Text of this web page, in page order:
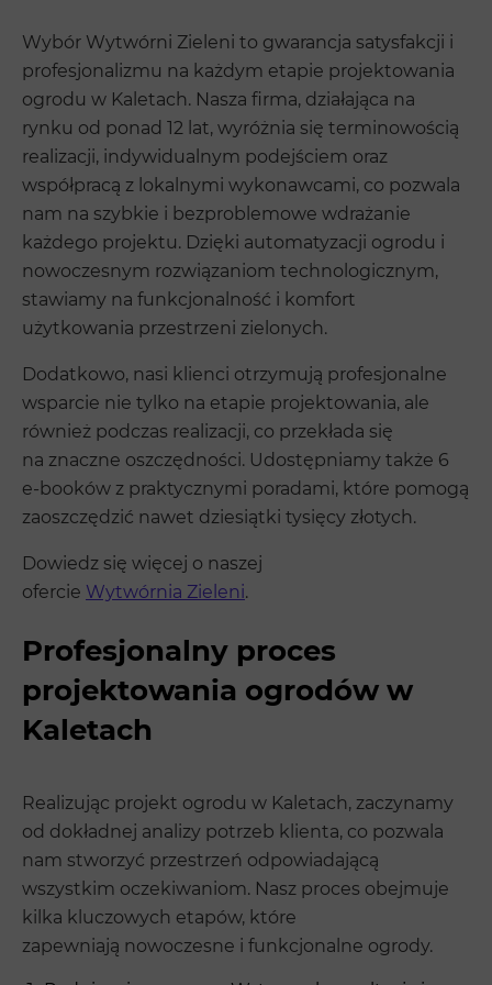
Wybór Wytwórni Zieleni to gwarancja satysfakcji i
profesjonalizmu na każdym etapie projektowania
ogrodu w Kaletach. Nasza firma, działająca na
rynku od ponad 12 lat, wyróżnia się terminowością
realizacji, indywidualnym podejściem oraz
współpracą z lokalnymi wykonawcami, co pozwala
nam na szybkie i bezproblemowe wdrażanie
każdego projektu. Dzięki automatyzacji ogrodu i
nowoczesnym rozwiązaniom technologicznym,
stawiamy na funkcjonalność i komfort
użytkowania przestrzeni zielonych.
Dodatkowo, nasi klienci otrzymują profesjonalne
wsparcie nie tylko na etapie projektowania, ale
również podczas realizacji, co przekłada się
na znaczne oszczędności. Udostępniamy także 6
e-booków z praktycznymi poradami, które pomogą
zaoszczędzić nawet dziesiątki tysięcy złotych.
Dowiedz się więcej o naszej
ofercie Wytwórnia Zieleni.
Profesjonalny proces
projektowania ogrodów w
Kaletach
Realizując projekt ogrodu w Kaletach, zaczynamy
od dokładnej analizy potrzeb klienta, co pozwala
nam stworzyć przestrzeń odpowiadającą
wszystkim oczekiwaniom. Nasz proces obejmuje
kilka kluczowych etapów, które
zapewniają nowoczesne i funkcjonalne ogrody.